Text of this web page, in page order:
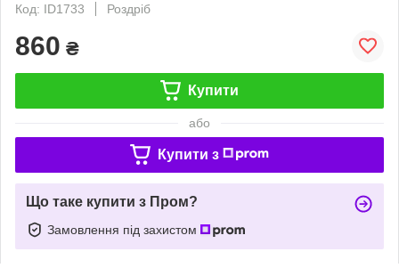
Код: ID1733
Роздріб
860 ₴
Купити
або
Купити з
Що таке купити з Пром?
Замовлення під захистом